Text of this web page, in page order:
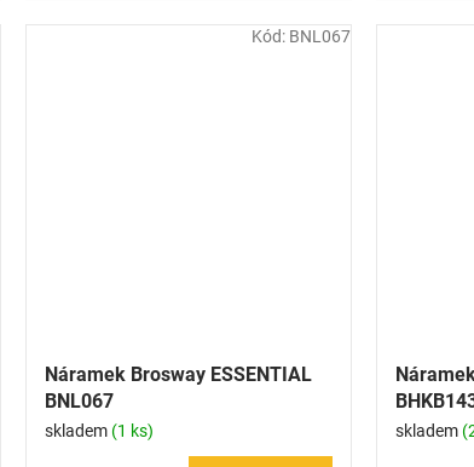
Náramek Brosway ESSENTIAL
BNL067
skladem (1 ks)
Kód: BNL067
skladem